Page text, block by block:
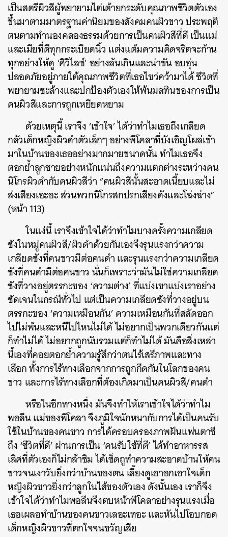
เป็นสตรีผิวสีผู้พยายามไต่เต้ายกระดับคุณภาพชีวิตตัวเอง
ขึ้นมาตามมาตรฐานค่านิยมของสังคมคนผิวขาว ประพฤติ
ตนตามทำนองคลองธรรมด้วยการเป็นคนผิวสีที่ดี เป็นแม่
และเมียที่ดีทุกกระเบียดนิ้ว แต่งแต้มความคิดจริตจะก้าน
ทุกอย่างให้ดู ‘ศิวิไลซ์’ อย่างล้นเกินและน่าขันอบอุ่น
ปลอดภัยอยู่ภายใต้คุณภาพชีวิตที่เธอไขว่คว้ามาได้ ชีวิตที่
พยายามชะล้างและปกป้องตัวเองให้พ้นมลทินของการเป็น
คนผิวสีและการถูกเหยียดหยาม
ด้วยเหตุนี้ เราจึง ‘เข้าใจ’ ได้ว่าทำไมเธอถึงเกลียด
กลัวเด็กหญิงผิวดำตัวเล็กๆ อย่างพีโคลาที่บังเอิญโผล่เข้า
มาในบ้านของเธออย่างมากมายขนาดนั้น ทำไมเธอจึง
ตอกย้ำลูกชายอย่างหนักแน่นถึงความแตกต่างระหว่างคน
นิโกรผิวดำกับคนผิวสีว่า “คนผิวสีนั้นสะอาดเนี้ยบและไม่
ส่งเสียงเอะอะ ส่วนพวกนิโกรสกปรกเสียงดังและโฉ่งฉ่าง”
(หน้า 113)
ในแง่นี้ เราจึงเข้าใจได้ว่าทำไมบางครั้งความเกลียด
ชังในหมู่คนผิวสี/ผิวดำด้วยกันเองจึงรุนแรงกว่าความ
เกลียดชังที่คนขาวมีต่อคนดำ และรุนแรงกว่าความเกลียด
ชังที่คนดำมีต่อคนขาว นั่นก็เพราะว่ามันไม่ใช่ความเกลียด
ชังที่วางอยู่ตรรกะของ ‘ความต่าง’ ที่แบ่งเขาแบ่งเราอย่าง
ชัดเจนในกรณีทั่วไป แต่เป็นความเกลียดชังที่วางอยู่บน
ตรรกะของ ‘ความเหมือนกัน’ความเหมือนกันที่สลัดออก
ไปไม่พ้นและหนีไปไหนไม่ได้ ไม่อยากเป็นพวกเดียวกันแต่
ก็ทำไม่ได้ ไม่อยากถูกนับรวมแต่ก็ทำไม่ได้มันคือสิ่งเหล่า
นี้เองที่คอยตอกย้ำความรู้สึกว่าตนไร้เสรีภาพและทาง
เลือก ทั้งการไร้ทางเลือกจากการถูกกีดกันในโลกของคน
ขาว และการไร้ทางเลือกที่ต้องเกิดมาเป็นคนผิวสี/คนดำ
หรือในอีกทางหนึ่ง มันจึงทำให้เราเข้าใจได้ว่าทำไม
พอลีน แม่ของพีโคลา จึงภูมิใจนักหนากับการได้เป็นคนรับ
ใช้ในบ้านของคนขาว การได้ครอบครองภาพฝันแฟนตาซี
ถึง ‘ชีวิตที่ดี’ ผ่านการเป็น ‘คนรับใช้ที่ดี’ ได้ทำอาหารรส
เลิศที่ตัวเองก็ไม่กล้าชิม ได้เช็ดถูทำความสะอาดบ้านให้คน
ขาวจนเงาวับยิ่งกว่าบ้านของตน เลี้ยงดูเอาอกเอาใจเด็ก
หญิงผิวขาวยิ่งกว่าลูกในไส้ของตัวเอง ดังนั้นเอง เราก็จึง
เข้าใจได้ว่าทำไมพอลีนจึงตบหน้าพีโคลาอย่างรุนแรงเมื่อ
เธอเผลอทำบ้านของคนขาวเลอะเทอะ และหันไปโอบกอด
เด็กหญิงผิวขาวที่ตกใจจนขวัญเสีย
ค้นหา
SHARE TWEET LINE EMAIL